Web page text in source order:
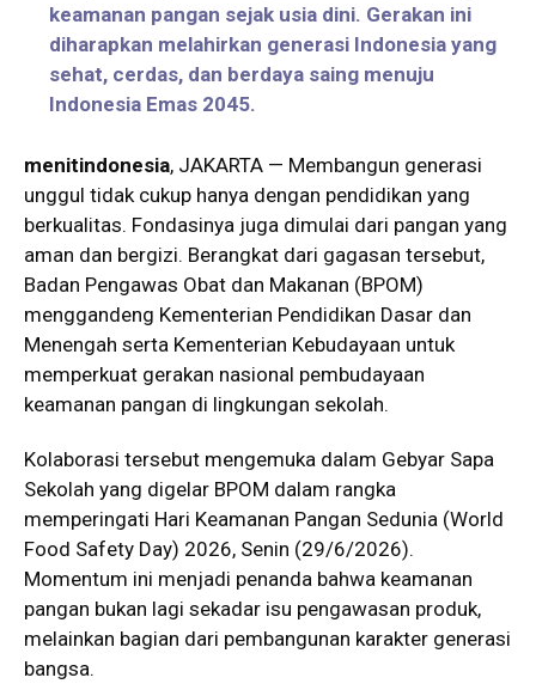
keamanan pangan sejak usia dini. Gerakan ini
diharapkan melahirkan generasi Indonesia yang
sehat, cerdas, dan berdaya saing menuju
Indonesia Emas 2045.
menitindonesia, JAKARTA — Membangun generasi
unggul tidak cukup hanya dengan pendidikan yang
berkualitas. Fondasinya juga dimulai dari pangan yang
aman dan bergizi. Berangkat dari gagasan tersebut,
Badan Pengawas Obat dan Makanan (BPOM)
menggandeng Kementerian Pendidikan Dasar dan
Menengah serta Kementerian Kebudayaan untuk
memperkuat gerakan nasional pembudayaan
keamanan pangan di lingkungan sekolah.
Kolaborasi tersebut mengemuka dalam Gebyar Sapa
Sekolah yang digelar BPOM dalam rangka
memperingati Hari Keamanan Pangan Sedunia (World
Food Safety Day) 2026, Senin (29/6/2026).
Momentum ini menjadi penanda bahwa keamanan
pangan bukan lagi sekadar isu pengawasan produk,
melainkan bagian dari pembangunan karakter generasi
bangsa.